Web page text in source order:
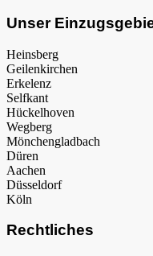
Unser
Heinsberg
Geilenkirchen
Erkelenz
Selfkant
Hückelhoven
Wegberg
Mönchengladbach
Düren
Aachen
Düsseldorf
Köln
Rechtliches